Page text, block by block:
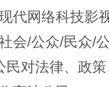
谢
代网络科技影
会/公众/民众/
民对法律、政